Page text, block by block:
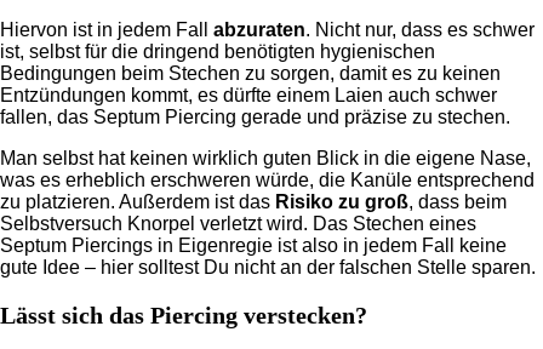
Hiervon ist in jedem Fall abzuraten. Nicht nur, dass es schwer
ist, selbst für die dringend benötigten hygienischen
Bedingungen beim Stechen zu sorgen, damit es zu keinen
Entzündungen kommt, es dürfte einem Laien auch schwer
fallen, das Septum Piercing gerade und präzise zu stechen.
Man selbst hat keinen wirklich guten Blick in die eigene Nase,
was es erheblich erschweren würde, die Kanüle entsprechend
zu platzieren. Außerdem ist das Risiko zu groß, dass beim
Selbstversuch Knorpel verletzt wird. Das Stechen eines
Septum Piercings in Eigenregie ist also in jedem Fall keine
gute Idee – hier solltest Du nicht an der falschen Stelle sparen.
Lässt sich das Piercing verstecken?